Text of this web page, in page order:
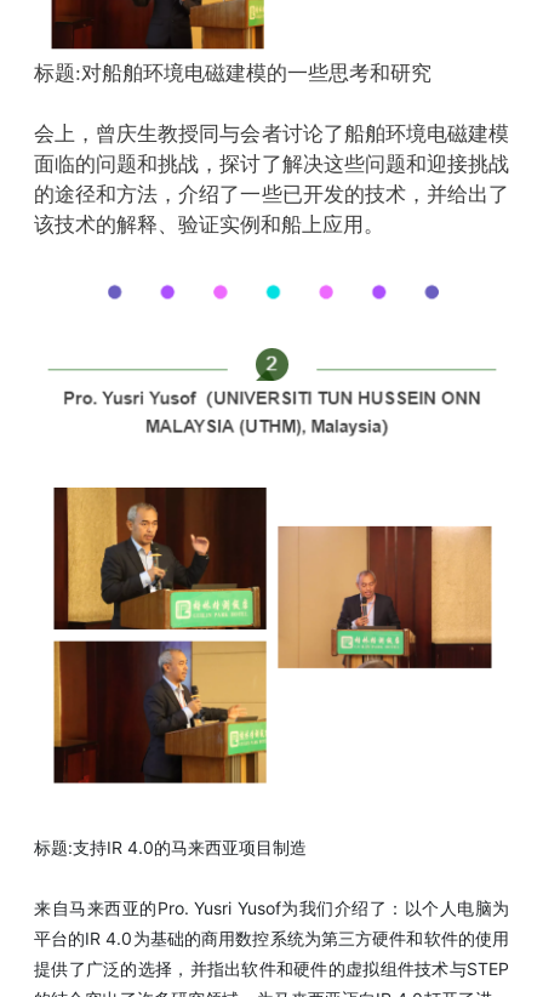
标题:对船舶环境电磁建模的一些思考和研究
会上，曾庆生教授同与会者讨论了船舶环境电磁建模
面临的问题和挑战，探讨了解决这些问题和迎接挑战
的途径和方法，介绍了一些已开发的技术，并给出了
该技术的解释、验证实例和船上应用。
标题:支持IR 4.0的马来西亚项目制造
来自马来西亚的Pro. Yusri Yusof为我们介绍了：以个人电脑为
平台的IR 4.0为基础的商用数控系统为第三方硬件和软件的使用
提供了广泛的选择，并指出软件和硬件的虚拟组件技术与STEP